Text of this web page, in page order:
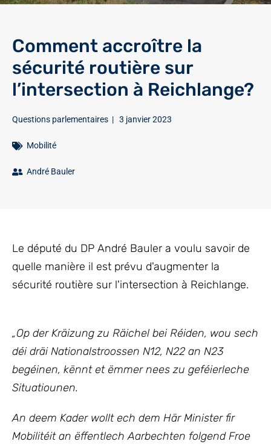
Comment accroître la
sécurité routière sur
l’intersection à Reichlange?
Questions parlementaires | 3 janvier 2023
Mobilité
André Bauler
Le député du DP André Bauler a voulu savoir de
quelle manière il est prévu d'augmenter la
sécurité routière sur l'intersection à Reichlange.
„Op der Kräizung zu Räichel bei Réiden, wou sech
déi dräi Nationalstroossen N12, N22 an N23
begéinen, kënnt et ëmmer nees zu geféierleche
Situatiounen.
An deem Kader wollt ech dem Här Minister fir
Mobilitéit an ëffentlech Aarbechten folgend Froe